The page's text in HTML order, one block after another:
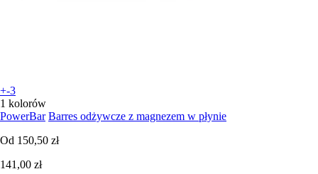
+-3
1 kolorów
PowerBar Barres odżywcze z magnezem w płynie
Od 150,50 zł
141,00 zł